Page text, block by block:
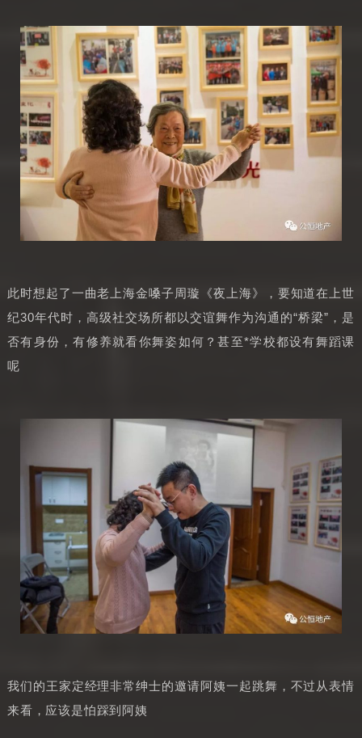
此时想起了一曲老上海金嗓子周璇《夜上海》，要知道在上世
纪30年代时，高级社交场所都以交谊舞作为沟通的“桥梁”，是
否有身份，有修养就看你舞姿如何？甚至*学校都设有舞蹈课
呢
我们的王家定经理非常绅士的邀请阿姨一起跳舞，不过从表情
来看，应该是怕踩到阿姨